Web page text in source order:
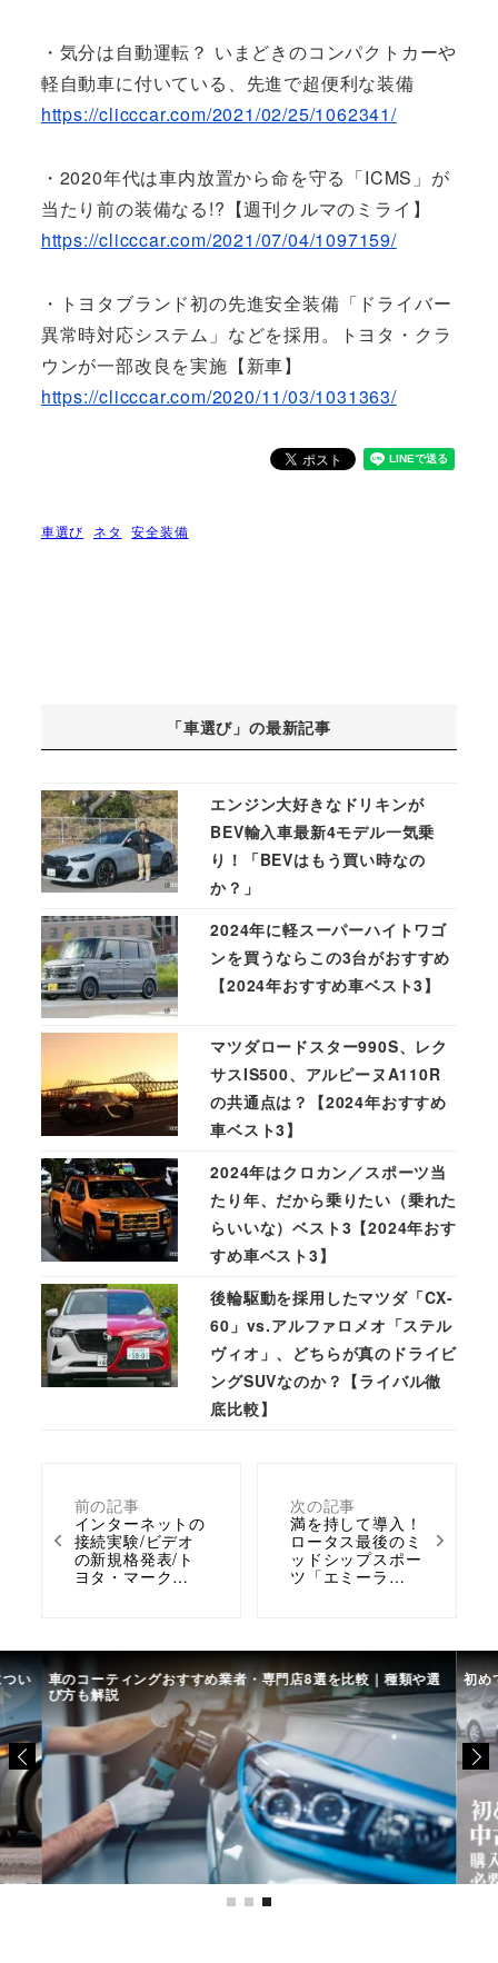
・気分は自動運転？ いまどきのコンパクトカーや
軽自動車に付いている、先進で超便利な装備
https://clicccar.com/2021/02/25/1062341/
・2020年代は車内放置から命を守る「ICMS」が
当たり前の装備なる!?【週刊クルマのミライ】
https://clicccar.com/2021/07/04/1097159/
・トヨタブランド初の先進安全装備「ドライバー
異常時対応システム」などを採用。トヨタ・クラ
ウンが一部改良を実施【新車】
https://clicccar.com/2020/11/03/1031363/
車選び ネタ 安全装備
前の記事
インターネットの
接続実験/ビデオ
の新規格発表/ト
ヨタ・マーク…
次の記事
満を持して導入！
ロータス最後のミ
ッドシップスポー
ツ「エミーラ…
「車選び」の最新記事
エンジン大好きなドリキンが
BEV輸入車最新4モデル一気乗
り！「BEVはもう買い時なの
か？」
2024年に軽スーパーハイトワゴ
ンを買うならこの3台がおすすめ
【2024年おすすめ車ベスト3】
マツダロードスター990S、レク
サスIS500、アルピーヌA110R
の共通点は？【2024年おすすめ
車ベスト3】
2024年はクロカン／スポーツ当
たり年、だから乗りたい（乗れた
らいいな）ベスト3【2024年おす
すめ車ベスト3】
後輪駆動を採用したマツダ「CX-
60」vs.アルファロメオ「ステル
ヴィオ」、どちらが真のドライビ
ングSUVなのか？【ライバル徹
底比較】
い 車のコーティングおすすめ業者・専門店8選を比較｜種類や選
び方も解説
初め